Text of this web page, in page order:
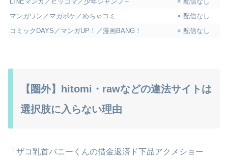
マンガワン／マガポケ／めちゃコミ
× 配信なし
コミックDAYS／マンガUP！／漫画BANG！
× 配信なし
【圏外】hitomi・rawなどの違法サイトは
選択肢に入らない理由
「ザコ乳首バニーくんの借金返済ド下品アクメショー